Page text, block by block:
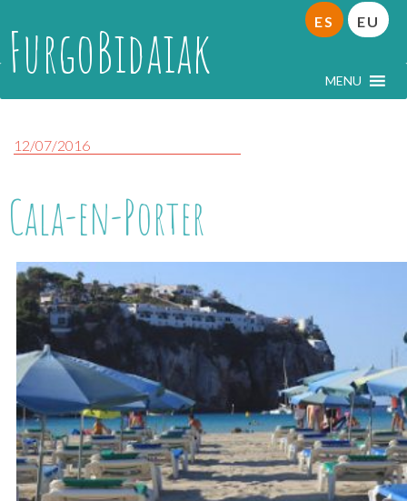
FurgoBidaiak MENU
ES EU
12/07/2016
Cala-en-Porter